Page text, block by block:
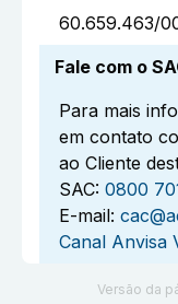
60.659.463/
Fale com o
Para mais
em contato
ao Cliente
SAC: 0800
E-mail:
Canal Anvisa
Versão da